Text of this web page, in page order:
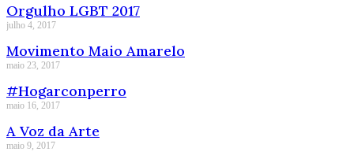
Orgulho LGBT 2017
julho 4, 2017
Movimento Maio Amarelo
maio 23, 2017
#Hogarconperro
maio 16, 2017
A Voz da Arte
maio 9, 2017